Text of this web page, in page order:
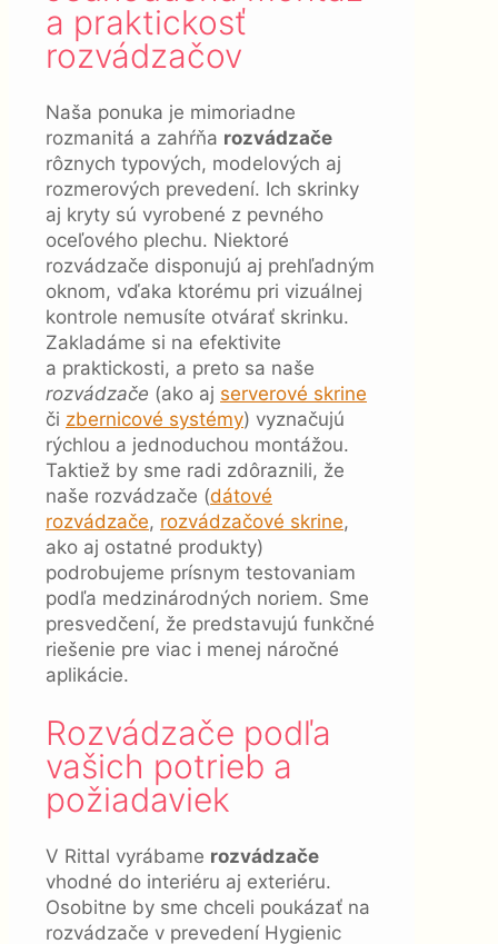
a praktickosť
rozvádzačov
Naša ponuka je mimoriadne
rozmanitá a zahŕňa rozvádzače
rôznych typových, modelových aj
rozmerových prevedení. Ich skrinky
aj kryty sú vyrobené z pevného
oceľového plechu. Niektoré
rozvádzače disponujú aj prehľadným
oknom, vďaka ktorému pri vizuálnej
kontrole nemusíte otvárať skrinku.
Zakladáme si na efektivite
a praktickosti, a preto sa naše
rozvádzače (ako aj serverové skrine
či zbernicové systémy) vyznačujú
rýchlou a jednoduchou montážou.
Taktiež by sme radi zdôraznili, že
naše rozvádzače (dátové
rozvádzače, rozvádzačové skrine,
ako aj ostatné produkty)
podrobujeme prísnym testovaniam
podľa medzinárodných noriem. Sme
presvedčení, že predstavujú funkčné
riešenie pre viac i menej náročné
aplikácie.
Rozvádzače podľa
vašich potrieb a
požiadaviek
V Rittal vyrábame rozvádzače
vhodné do interiéru aj exteriéru.
Osobitne by sme chceli poukázať na
rozvádzače v prevedení Hygienic